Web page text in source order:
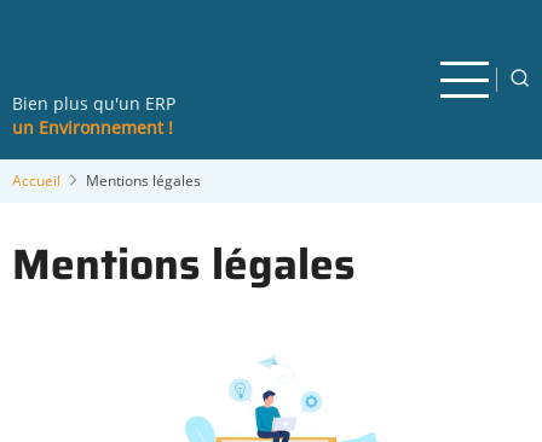
Bien plus qu'un ERP
un Environnement !
Accueil Mentions légales
Mentions légales